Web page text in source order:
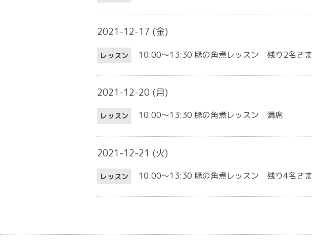
2021-12-17 (金)
レッスン 10:00～13:30 豚の角煮レッスン 残り2名さま
2021-12-20 (月)
レッスン 10:00～13:30 豚の角煮レッスン 満席
2021-12-21 (火)
レッスン 10:00～13:30 豚の角煮レッスン 残り4名さま